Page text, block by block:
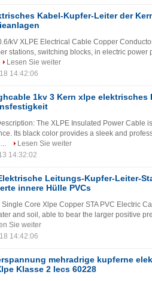
Kabel-Kupfer-Leiter der
kV XLPE Electrical Cable Copper
stations, switching blocks, in electric
Lesen Sie weiter
14:42:06
1kv 3 Kern xlpe elektrisches
The XLPE Insulated Power Cable
Its black color provides a sleek and
Lesen Sie weiter
14:32:02
Leitungs-Kupfer-Leiter-
innere Hülle PVCs
Single Core Xlpe Copper STA PVC Electric
and soil, able to bear the larger positive
Sie weiter
14:42:06
mehradrige kupferne
Klasse 2 Iecs 60228